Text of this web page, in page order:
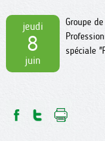
jeudi
8
juin
Groupe
spéciale